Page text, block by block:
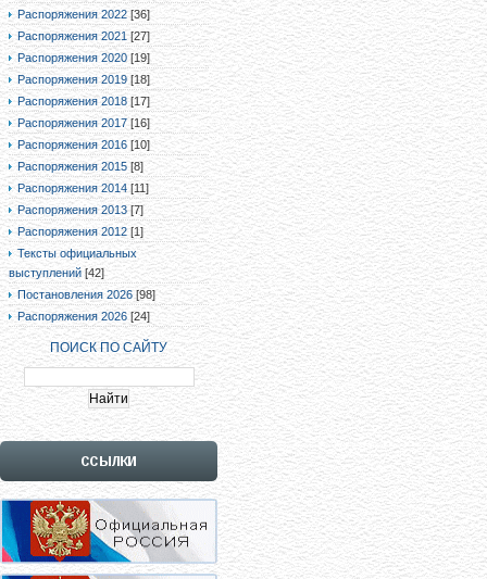
Распоряжения 2022 [36]
Распоряжения 2021 [27]
Распоряжения 2020 [19]
Распоряжения 2019 [18]
Распоряжения 2018 [17]
Распоряжения 2017 [16]
Распоряжения 2016 [10]
Распоряжения 2015 [8]
Распоряжения 2014 [11]
Распоряжения 2013 [7]
Распоряжения 2012 [1]
Тексты официальных
выступлений [42]
Постановления 2026 [98]
Распоряжения 2026 [24]
ПОИСК ПО САЙТУ